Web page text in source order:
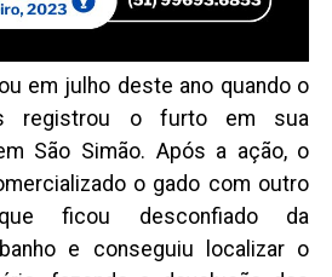
em julho deste ano quando o
registrou o furto em sua
São Simão. Após a ação, o
o gado com outro
ficou desconfiado da
e conseguiu localizar o